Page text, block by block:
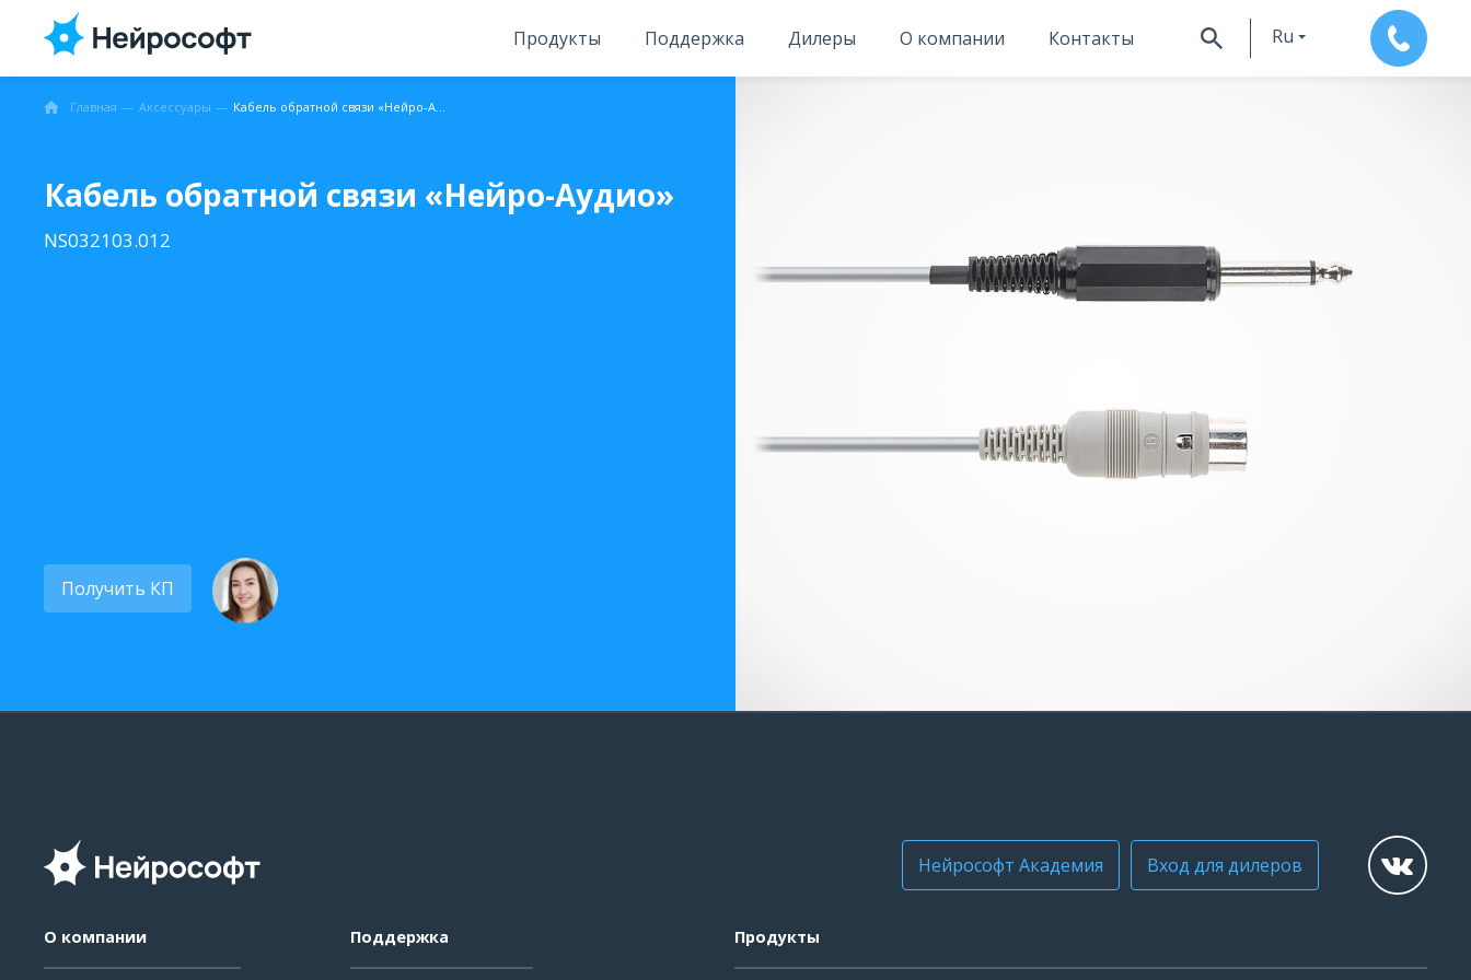
Продукты Поддержка Дилеры О компании Контакты Ru
Главная Аксессуары Кабель обратной связи «Нейро-Аудио»
Кабель обратной связи «Нейро-Аудио»
NS032103.012
Получить КП
Нейрософт Академия Вход для дилеров
О компании Поддержка Продукты